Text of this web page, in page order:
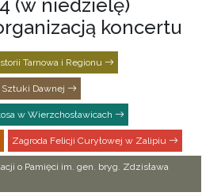
(w niedzielę)
koncertu
Tarnowa i Regionu
Dawnej
w Wierzchosławicach
Zagroda Felicji Curyłowej w Zalipiu
o Pamięci im. gen. bryg. Zdzisława